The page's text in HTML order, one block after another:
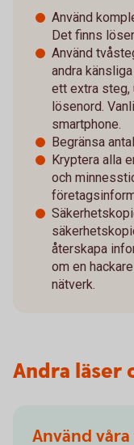
Använd
Det finns
Använd
andra
ett extra steg,
lösenord.
smartphone.
Begränsa
Kryptera alla
och
återskapa
om en
nätverk.
Andra läser
Använd